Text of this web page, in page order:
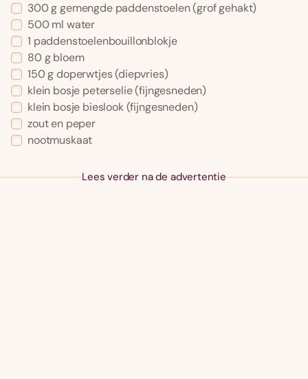
300 g gemengde paddenstoelen (grof gehakt)
500 ml water
1 paddenstoelenbouillonblokje
80 g bloem
150 g doperwtjes (diepvries)
klein bosje peterselie (fijngesneden)
klein bosje bieslook (fijngesneden)
zout en peper
nootmuskaat
Lees verder na de advertentie